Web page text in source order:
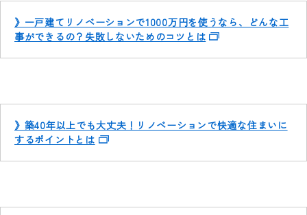
》一戸建てリノベーションで1000万円を使うなら、どんな工
事ができるの？失敗しないためのコツとは
》築40年以上でも大丈夫！リノベーションで快適な住まいに
するポイントとは